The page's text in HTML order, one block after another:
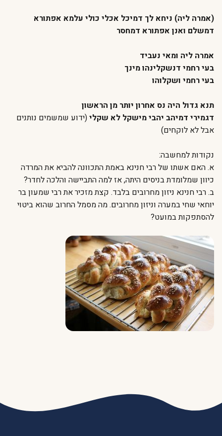
(אמרה ליה) ניחא לך דמיכל אכלי כולי עלמא אפתורא
דמשלם ואנן אפתורא דמחסר
אמרה ליה ומאי נעביד
בעי רחמי דנשקלינהו מינך
בעי רחמי ושקלוהו
תנא גדול היה נס אחרון יותר מן הראשון
דגמירי דמיהב יהבי מישקל לא שקלי(ידוע שמשמים נותנים
אבל לא לוקחים)
נקודות למחשבה:
א. האם אשתו של רבי חנינא באמת התכוונה להביא את המרדה
כיוון שמלומדת בניסים היתה, אז למה התביישה והלכה לחדר?
ב. רבי חנינא ניזון מחרובים בלבד. קצת מזכיר את רבי שמעון בר
יוחאי שחי במערה וניזון מחרובים. מה מסמל החרוב שהוא ביטוי
להסתפקות במועט?